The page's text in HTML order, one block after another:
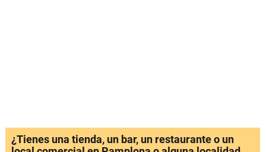
¿Tienes una tienda, un bar, un restaurante o un